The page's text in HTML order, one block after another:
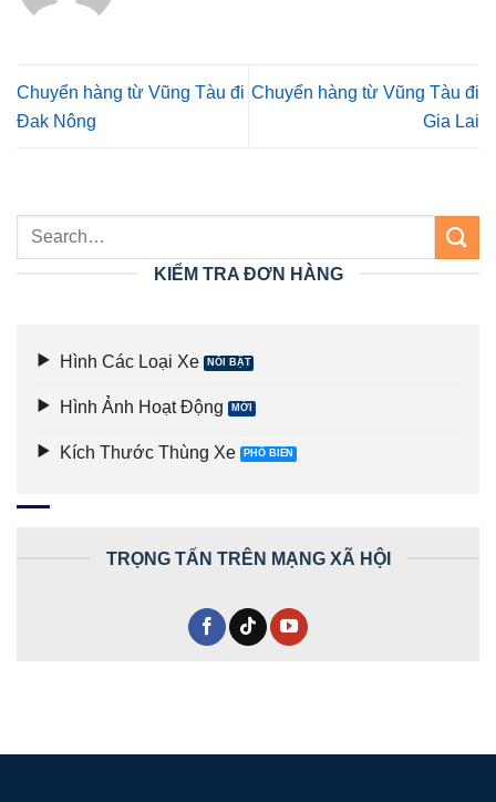
Chuyển hàng từ Vũng Tàu đi
Đak Nông
Chuyển hàng từ Vũng Tàu đi
Gia Lai
KIỂM TRA ĐƠN HÀNG
Hình Các Loại Xe
Hình Ảnh Hoạt Động
Kích Thước Thùng Xe
TRỌNG TẤN TRÊN MẠNG XÃ HỘI